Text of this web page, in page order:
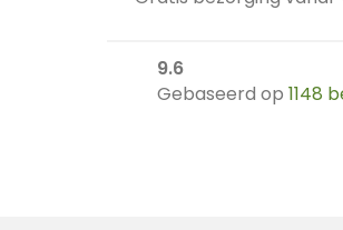
aantal9.6
Gebaseerd op 1148